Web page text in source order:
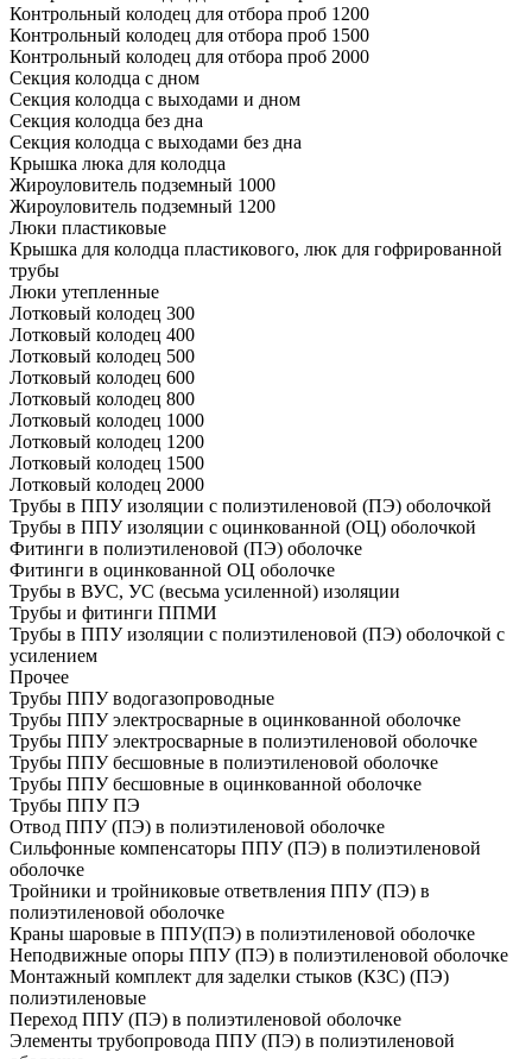
Контрольный колодец для отбора проб 1200
Контрольный колодец для отбора проб 1500
Контрольный колодец для отбора проб 2000
Секция колодца с дном
Секция колодца с выходами и дном
Секция колодца без дна
Секция колодца с выходами без дна
Крышка люка для колодца
Жироуловитель подземный 1000
Жироуловитель подземный 1200
Люки пластиковые
Крышка для колодца пластикового, люк для гофрированной
трубы
Люки утепленные
Лотковый колодец 300
Лотковый колодец 400
Лотковый колодец 500
Лотковый колодец 600
Лотковый колодец 800
Лотковый колодец 1000
Лотковый колодец 1200
Лотковый колодец 1500
Лотковый колодец 2000
Трубы в ППУ изоляции с полиэтиленовой (ПЭ) оболочкой
Трубы в ППУ изоляции с оцинкованной (ОЦ) оболочкой
Фитинги в полиэтиленовой (ПЭ) оболочке
Фитинги в оцинкованной ОЦ оболочке
Трубы в ВУС, УС (весьма усиленной) изоляции
Трубы и фитинги ППМИ
Трубы в ППУ изоляции с полиэтиленовой (ПЭ) оболочкой с
усилением
Прочее
Трубы ППУ водогазопроводные
Трубы ППУ электросварные в оцинкованной оболочке
Трубы ППУ электросварные в полиэтиленовой оболочке
Трубы ППУ бесшовные в полиэтиленовой оболочке
Трубы ППУ бесшовные в оцинкованной оболочке
Трубы ППУ ПЭ
Отвод ППУ (ПЭ) в полиэтиленовой оболочке
Сильфонные компенсаторы ППУ (ПЭ) в полиэтиленовой
оболочке
Тройники и тройниковые ответвления ППУ (ПЭ) в
полиэтиленовой оболочке
Краны шаровые в ППУ(ПЭ) в полиэтиленовой оболочке
Неподвижные опоры ППУ (ПЭ) в полиэтиленовой оболочке
Монтажный комплект для заделки стыков (КЗС) (ПЭ)
полиэтиленовые
Переход ППУ (ПЭ) в полиэтиленовой оболочке
Элементы трубопровода ППУ (ПЭ) в полиэтиленовой